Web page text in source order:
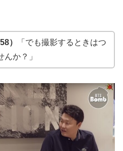
）
「でも撮影するときはつ
か？」